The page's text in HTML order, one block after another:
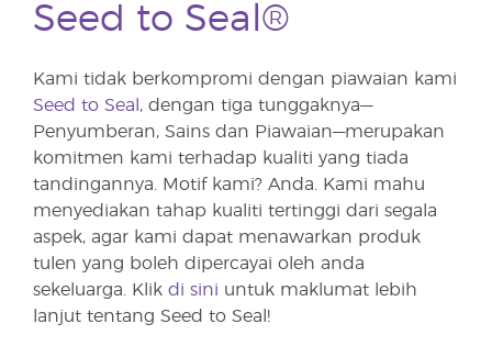
Seed to Seal®
Kami tidak berkompromi dengan piawaian kami
Seed to Seal , dengan tiga tunggaknya—
Penyumberan, Sains dan Piawaian—merupakan
komitmen kami terhadap kualiti yang tiada
tandingannya. Motif kami? Anda. Kami mahu
menyediakan tahap kualiti tertinggi dari segala
aspek, agar kami dapat menawarkan produk
tulen yang boleh dipercayai oleh anda
sekeluarga. Klik di sini untuk maklumat lebih
lanjut tentang Seed to Seal!